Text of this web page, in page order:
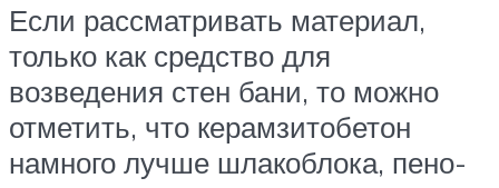
Если рассматривать материал,
только как средство для
возведения стен бани, то можно
отметить, что керамзитобетон
намного лучше шлакоблока, пено-